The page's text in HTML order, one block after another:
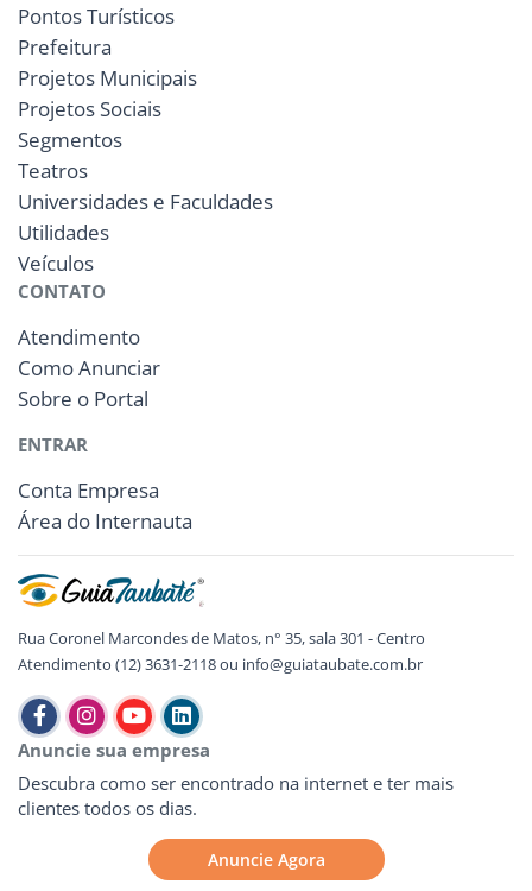
Pontos Turísticos
Prefeitura
Projetos Municipais
Projetos Sociais
Segmentos
Teatros
Universidades e Faculdades
Utilidades
Veículos
CONTATO
Atendimento
Como Anunciar
Sobre o Portal
ENTRAR
Conta Empresa
Área do Internauta
Rua Coronel Marcondes de Matos, n° 35, sala 301 - Centro
Atendimento (12) 3631-2118 ou info@guiataubate.com.br
Anuncie sua empresa
Descubra como ser encontrado na internet e ter mais
clientes todos os dias.
Anuncie Agora